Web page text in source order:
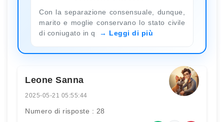
Con la separazione consensuale, dunque,
marito e moglie conservano lo stato civile
di coniugato in q
Leggi di più
Leone Sanna
2025-05-21 05:55:44
Numero di risposte : 28